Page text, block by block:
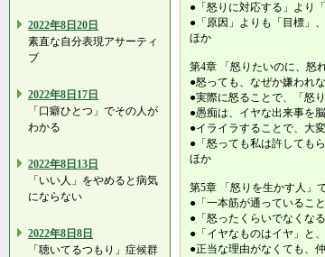
2022年8日20日
素直な自分表現アサーティ
ブ
2022年8日17日
「口癖ひとつ」でその人が
わかる
2022年8日13日
「いい人」をやめると病気
にならない
2022年8日8日
「聴いてるつもり」症候群
●「怒りに対応する」より
●「原因」よりも「目標」
ほか
第4章 「怒りたいのに、怒
●怒っても、なぜか嫌われ
●実際に怒ることで、「怒
●愚痴は、イヤな出来事を
●イライラすることで、大
●「怒っても私は許しても
ほか
第5章 「怒りを生かす人」
●「一本筋が通っているこ
●「怒ったくらいでなくな
●「イヤなものはイヤ」と
●正当な理由がなくても、